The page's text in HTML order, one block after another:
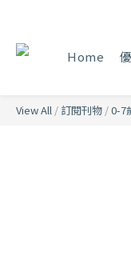
Home
View All / 訂閱刊物 /0-7